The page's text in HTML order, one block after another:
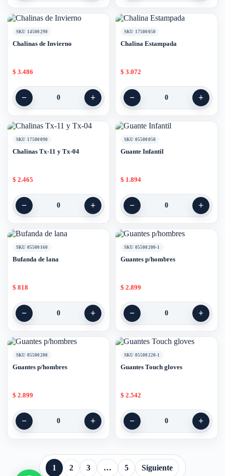
SKU 14500290
Chalinas de Invierno
$ 3.486
− 0 +
SKU 17500050
Chalina Estampada
$ 3.072
− 0 +
SKU 17500090
Chalinas Tx-11 y Tx-04
$ 2.465
− 0 +
SKU 05500050
Guante Infantil
$ 1.894
− 0 +
SKU 05500160
Bufanda de lana
$ 818
− 0 +
SKU 05500200-1
Guantes p/hombres
$ 2.899
− 0 +
SKU 05500200
Guantes p/hombres
$ 2.899
− 0 +
SKU 05500220-1
Guantes Touch gloves
$ 2.542
− 0 +
1 2 3 … 5 Siguiente